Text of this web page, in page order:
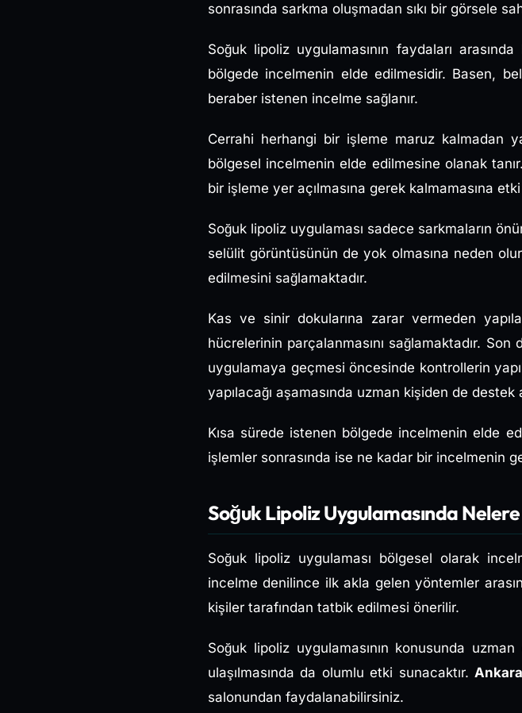
sonrasında sarkma oluşmadan sıkı bir görsele
Soğuk lipoliz uygulamasının faydaları
bölgede incelmenin elde edilmesidir. Basen,
beraber istenen incelme sağlanır.
Cerrahi herhangi bir işleme maruz kalmadan
bölgesel incelmenin elde edilmesine olanak
bir işleme yer açılmasına gerek kalmamasına
Soğuk lipoliz uygulaması sadece sarkmaların
selülit görüntüsünün de yok olmasına neden
edilmesini sağlamaktadır.
Kas ve sinir dokularına zarar vermeden
hücrelerinin parçalanmasını sağlamaktadır.
uygulamaya geçmesi öncesinde kontrollerin
yapılacağı aşamasında uzman kişiden de destek
Kısa sürede istenen bölgede incelmenin elde
işlemler sonrasında ise ne kadar bir incelmenin
Soğuk Lipoliz Uygulamasında
Soğuk lipoliz uygulaması bölgesel olarak
incelme denilince ilk akla gelen yöntemler
kişiler tarafından tatbik edilmesi önerilir.
Soğuk lipoliz uygulamasının konusunda
ulaşılmasında da olumlu etki sunacaktır.
salonundan faydalanabilirsiniz.